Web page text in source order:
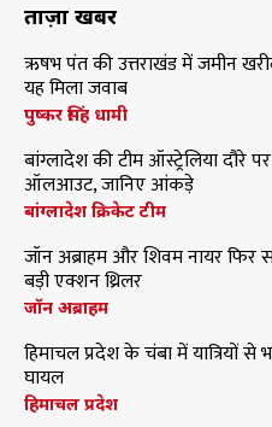
ताज़ा खबरें
ऋषभ पंत की उत्तराखंड में जमीन
यह मिला जवाब
पुष्कर सिंह धामी
बांग्लादेश की टीम ऑस्ट्रेलिया दौरे
ऑलआउट, जानिए आंकड़े
बांग्लादेश क्रिकेट टीम
जॉन अब्राहम और शिवम नायर फिर
बड़ी एक्शन थ्रिलर
जॉन अब्राहम
हिमाचल प्रदेश के चंबा में यात्रियों
घायल
हिमाचल प्रदेश